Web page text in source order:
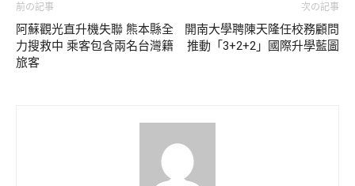
前の記事
阿蘇觀光直升機失聯 熊本縣全
力搜救中 乘客包含兩名台灣籍
旅客
次の記事
開南大學聘陳天隆任校務顧問
推動「3+2+2」國際升學藍圖